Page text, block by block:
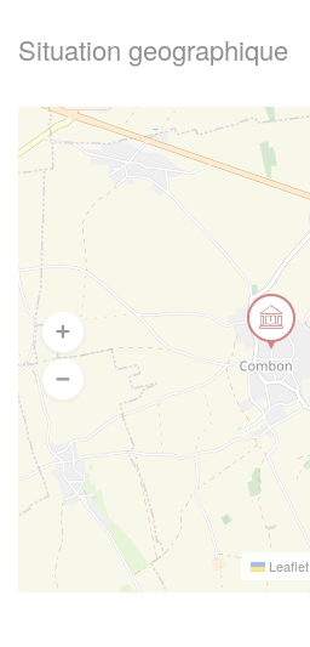
Situation geographique
Leaflet